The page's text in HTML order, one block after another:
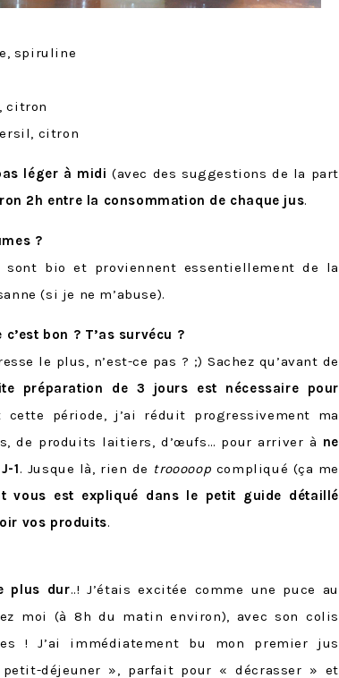
spiruline
citron
citron
léger à midi (avec des suggestions de la part
2h entre la consommation de chaque jus.
?
bio et proviennent essentiellement de la
(si je ne m’abuse).
bon ? T’as survécu ?
le plus, n’est-ce pas ? ;) Sachez qu’avant de
préparation de 3 jours est nécessaire pour
cette période, j’ai réduit progressivement ma
de produits laitiers, d’œufs… pour arriver à ne
1. Jusque là, rien de trooooop compliqué (ça me
vous est expliqué dans le petit guide détaillé
vos produits.
plus dur..! J’étais excitée comme une puce au
moi (à 8h du matin environ), avec son colis
! J’ai immédiatement bu mon premier jus
déjeuner », parfait pour « décrasser » et